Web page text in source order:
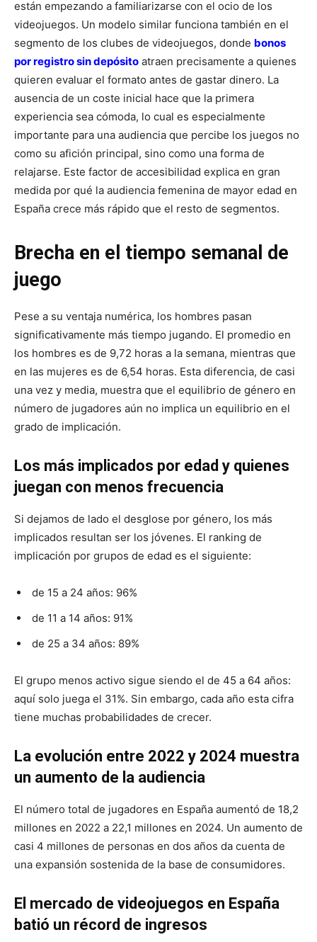
están empezando a familiarizarse con el ocio de los
videojuegos. Un modelo similar funciona también en el
segmento de los clubes de videojuegos, donde bonos
por registro sin depósito atraen precisamente a quienes
quieren evaluar el formato antes de gastar dinero. La
ausencia de un coste inicial hace que la primera
experiencia sea cómoda, lo cual es especialmente
importante para una audiencia que percibe los juegos no
como su afición principal, sino como una forma de
relajarse. Este factor de accesibilidad explica en gran
medida por qué la audiencia femenina de mayor edad en
España crece más rápido que el resto de segmentos.
Brecha en el tiempo semanal de
juego
Pese a su ventaja numérica, los hombres pasan
significativamente más tiempo jugando. El promedio en
los hombres es de 9,72 horas a la semana, mientras que
en las mujeres es de 6,54 horas. Esta diferencia, de casi
una vez y media, muestra que el equilibrio de género en
número de jugadores aún no implica un equilibrio en el
grado de implicación.
Los más implicados por edad y quienes
juegan con menos frecuencia
Si dejamos de lado el desglose por género, los más
implicados resultan ser los jóvenes. El ranking de
implicación por grupos de edad es el siguiente:
de 15 a 24 años: 96%
de 11 a 14 años: 91%
de 25 a 34 años: 89%
El grupo menos activo sigue siendo el de 45 a 64 años:
aquí solo juega el 31%. Sin embargo, cada año esta cifra
tiene muchas probabilidades de crecer.
La evolución entre 2022 y 2024 muestra
un aumento de la audiencia
El número total de jugadores en España aumentó de 18,2
millones en 2022 a 22,1 millones en 2024. Un aumento de
casi 4 millones de personas en dos años da cuenta de
una expansión sostenida de la base de consumidores.
El mercado de videojuegos en España
batió un récord de ingresos